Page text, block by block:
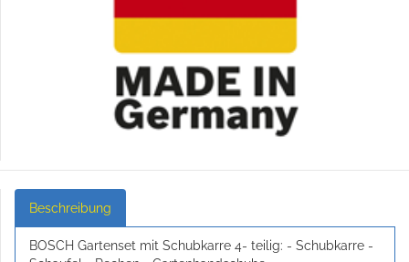
Beschreibung
BOSCH Gartenset mit Schubkarre 4- teilig: - Schubkarre -